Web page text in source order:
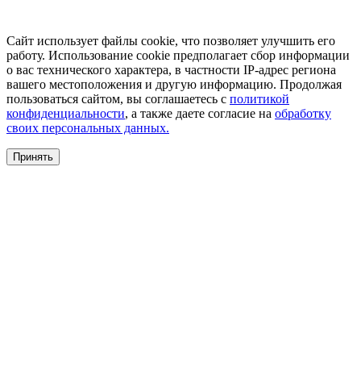
Сайт использует файлы cookie, что позволяет улучшить его
работу. Использование cookie предполагает сбор информации
о вас технического характера, в частности IP-адрес региона
вашего местоположения и другую информацию. Продолжая
пользоваться сайтом, вы соглашаетесь с политикой
конфиденциальности, а также даете согласие на обработку
своих персональных данных.
Принять